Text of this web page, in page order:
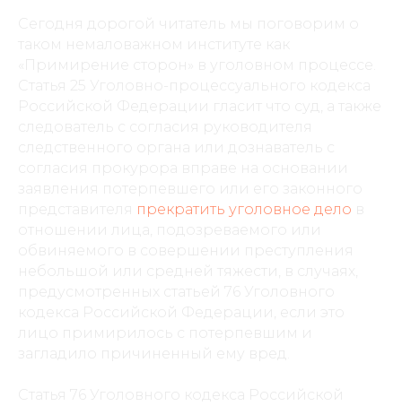
Сегодня дорогой читатель мы поговорим о
таком немаловажном институте как
«Примирение сторон» в уголовном процессе.
Статья 25 Уголовно-процессуального кодекса
Российской Федерации гласит что суд, а также
следователь с согласия руководителя
следственного органа или дознаватель с
согласия прокурора вправе на основании
заявления потерпевшего или его законного
представителя
прекратить уголовное дело в
отношении лица, подозреваемого или
обвиняемого в совершении преступления
небольшой или средней тяжести, в случаях,
предусмотренных статьей 76 Уголовного
кодекса Российской Федерации, если это
лицо примирилось с потерпевшим и
загладило причиненный ему вред.
Статья 76 Уголовного кодекса Российской